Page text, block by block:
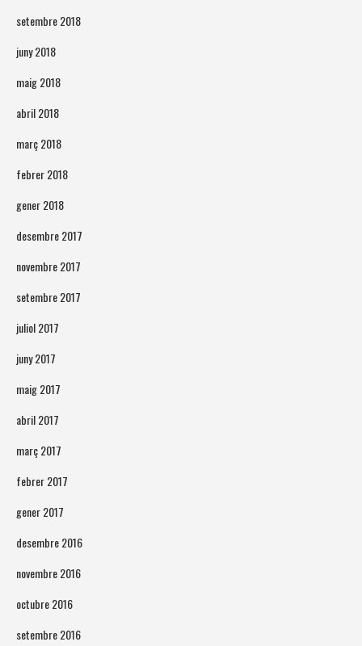
setembre 2018
juny 2018
maig 2018
abril 2018
març 2018
febrer 2018
gener 2018
desembre 2017
novembre 2017
setembre 2017
juliol 2017
juny 2017
maig 2017
abril 2017
març 2017
febrer 2017
gener 2017
desembre 2016
novembre 2016
octubre 2016
setembre 2016